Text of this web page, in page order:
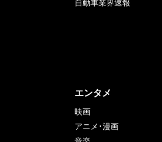
自動車業界速報
エンタメ
映画
アニメ･漫画